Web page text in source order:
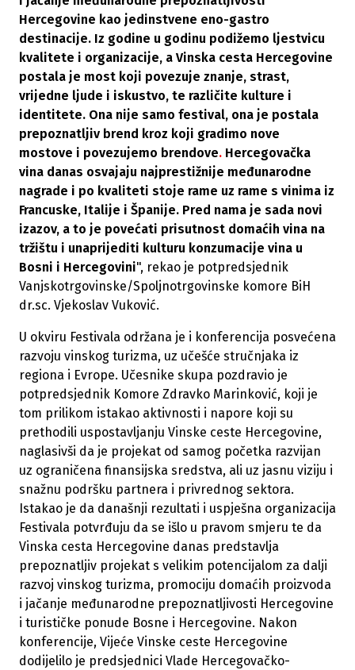
Hercegovine kao jedinstvene eno-gastro
destinacije. Iz godine u godinu podižemo ljestvicu
kvalitete i organizacije, a Vinska cesta Hercegovine
postala je most koji povezuje znanje, strast,
vrijedne ljude i iskustvo, te različite kulture i
identitete. Ona nije samo festival, ona je postala
prepoznatljiv brend kroz koji gradimo nove
mostove i povezujemo brendove. Hercegovačka
vina danas osvajaju najprestižnije međunarodne
nagrade i po kvaliteti stoje rame uz rame s vinima iz
Francuske, Italije i Španije. Pred nama je sada novi
izazov, a to je povećati prisutnost domaćih vina na
tržištu i unaprijediti kulturu konzumacije vina u
Bosni i Hercegovini", rekao je potpredsjednik
Vanjskotrgovinske/Spoljnotrgovinske komore BiH
dr.sc. Vjekoslav Vuković.
U okviru Festivala održana je i konferencija posvećena
razvoju vinskog turizma, uz učešće stručnjaka iz
regiona i Evrope. Učesnike skupa pozdravio je
potpredsjednik Komore Zdravko Marinković, koji je
tom prilikom istakao aktivnosti i napore koji su
prethodili uspostavljanju Vinske ceste Hercegovine,
naglasivši da je projekat od samog početka razvijan
uz ograničena finansijska sredstva, ali uz jasnu viziju i
snažnu podršku partnera i privrednog sektora.
Istakao je da današnji rezultati i uspješna organizacija
Festivala potvrđuju da se išlo u pravom smjeru te da
Vinska cesta Hercegovine danas predstavlja
prepoznatljiv projekat s velikim potencijalom za dalji
razvoj vinskog turizma, promociju domaćih proizvoda
i jačanje međunarodne prepoznatljivosti Hercegovine
i turističke ponude Bosne i Hercegovine. Nakon
konferencije, Vijeće Vinske ceste Hercegovine
dodijelilo je predsjednici Vlade Hercegovačko-